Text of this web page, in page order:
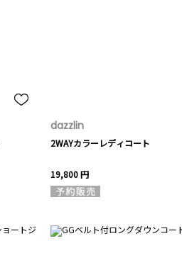
dazzlin
2WAYカラーレディコート
19,800 円